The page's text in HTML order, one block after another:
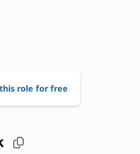
role for free